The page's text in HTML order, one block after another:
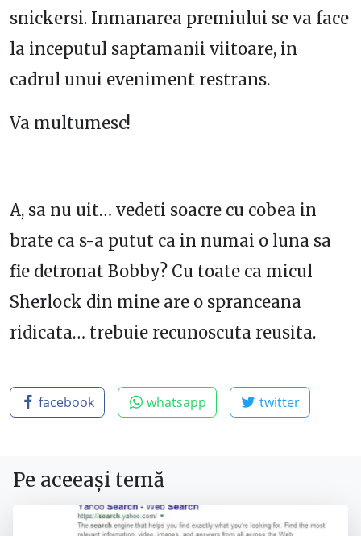
snickersi. Inmanarea premiului se va face
la inceputul saptamanii viitoare, in
cadrul unui eveniment restrans.
Va multumesc!
A, sa nu uit… vedeti soacre cu cobea in
brate ca s-a putut ca in numai o luna sa
fie detronat Bobby? Cu toate ca micul
Sherlock din mine are o spranceana
ridicata… trebuie recunoscuta reusita.
facebook whatsapp twitter
Pe aceeași temă